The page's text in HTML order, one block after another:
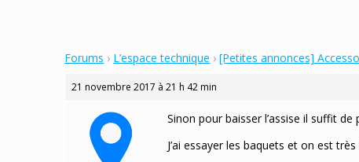
Forums › L’espace technique › [Petites annonces]
21 novembre 2017 à 21 h 42 min
Sinon pour baisser l’assise il suffit de
J’ai essayer les baquets et on est